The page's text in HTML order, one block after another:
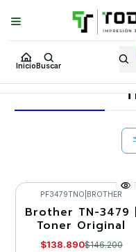
Inicio Buscar
Puedes Elegir: Comprar en
Inicio Toner y tambor
Insumos BROTHER
-5%
PF3479TNO BROTHER
Brother TN-3479 |
Toner Original
$138.890$146.200